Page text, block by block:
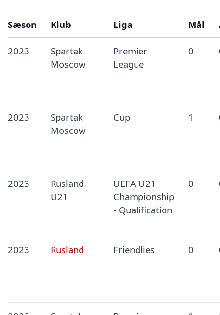
Sæson Klub Liga Mål
2023
Spartak
Moscow
Premier
League
0
2023
Spartak
Moscow
Cup 1
2023
Rusland
U21
UEFA U21
Championship
- Qualification
0
2023 Rusland Friendlies 0